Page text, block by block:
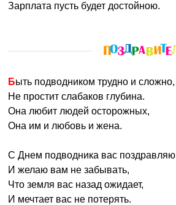
Зарплата пусть будет достойною.
Быть подводником трудно и сложно,
Не простит слабаков глубина.
Она любит людей осторожных,
Она им и любовь и жена.
С Днем подводника вас поздравляю
И желаю вам не забывать,
Что земля вас назад ожидает,
И мечтает вас не потерять.